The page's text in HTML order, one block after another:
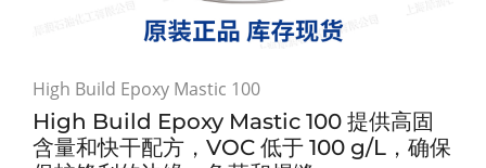
High Build Epoxy Mastic 100
High Build Epoxy Mastic 100 提供高固
含量和快干配方，VOC 低于 100 g/L，确保